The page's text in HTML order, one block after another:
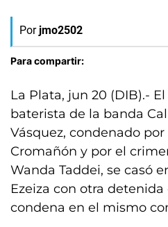
Por jmo2502
Para compartir:
La Plata, jun 20 (DIB).- El
baterista de la banda
Vásquez, condenado
Cromañón y por el
Wanda Taddei, se casó
Ezeiza con otra
condena en el mismo